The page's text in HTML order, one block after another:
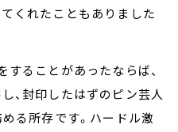
くれたこともありました
ることがあったならば、
、封印したはずのピン芸人
める所存です。ハードル激